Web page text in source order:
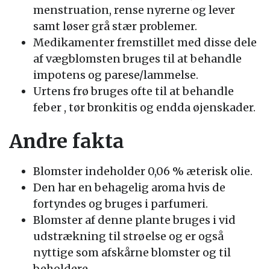
menstruation, rense nyrerne og lever
samt løser grå stær problemer.
Medikamenter fremstillet med disse dele
af vægblomsten bruges til at behandle
impotens og parese/lammelse.
Urtens frø bruges ofte til at behandle
feber , tør bronkitis og endda øjenskader.
Andre fakta
Blomster indeholder 0,06 % æterisk olie.
Den har en behagelig aroma hvis de
fortyndes og bruges i parfumeri.
Blomster af denne plante bruges i vid
udstrækning til strøelse og er også
nyttige som afskårne blomster og til